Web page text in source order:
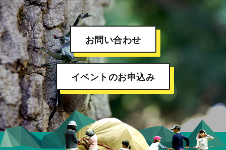
お問い合わせ
イベントのお申込み